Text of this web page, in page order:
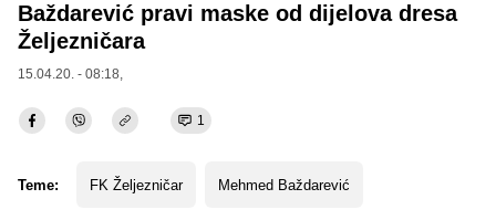
Baždarević pravi maske od dijelova dresa
Željezničara
15.04.20. - 08:18,
1
Teme: FK Željezničar Mehmed Baždarević